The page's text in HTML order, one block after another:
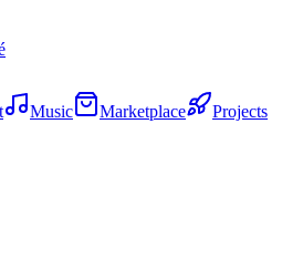
Music Marketplace
Projects